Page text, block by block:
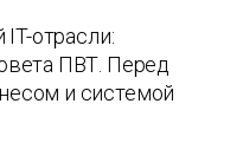
отрасли:
ПВТ. Перед
и системой